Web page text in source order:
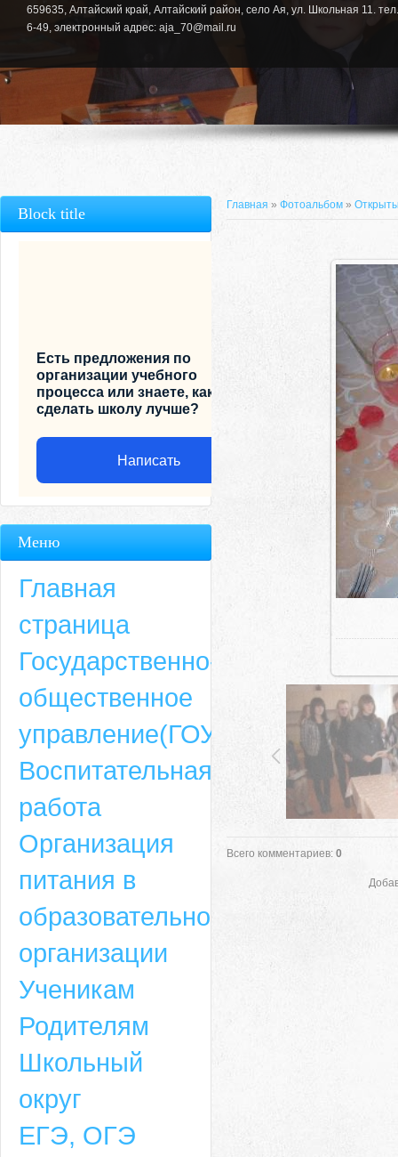
659635, Алтайский край, Алтайский район, село Ая, ул. Школьная 11.
6-49, электронный адрес: aja_70@mail.ru
Адрес
659635, Алтайский край, Алтайский район, село Ая, ул. Школьная 11.
6-49, электронный адрес: aja_70@mail.ru
Главная » Фотоальбом »
Всего комментариев: 0
Block title
Есть предложения по
организации учебного
процесса или знаете, как
сделать школу лучше?
Написать
Меню
Главная
страница
Государственно-
общественное
управление(ГОУ)
Воспитательная
работа
Организация
питания в
образовательной
организации
Ученикам
Родителям
Школьный
округ
ЕГЭ, ОГЭ